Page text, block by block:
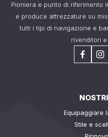
Pioniera e punto di riferimento
e produce attrezzature su
tutti i tipi di navigazione e
rivenditori
Equipaggiare
Stile e